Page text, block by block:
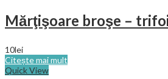
Mărţişoare broşe –
10lei
Citește mai mult
Quick View